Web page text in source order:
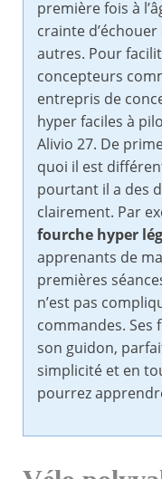
première fois à
crainte
autres. Pour
concepteurs
entrepris de
hyper faciles à
Alivio 27. De
quoi il est
pourtant il a des
clairement. Par
fourche hyper
apprenants de
premières
n’est pas
commandes. Ses
son guidon,
simplicité et en
pourrez